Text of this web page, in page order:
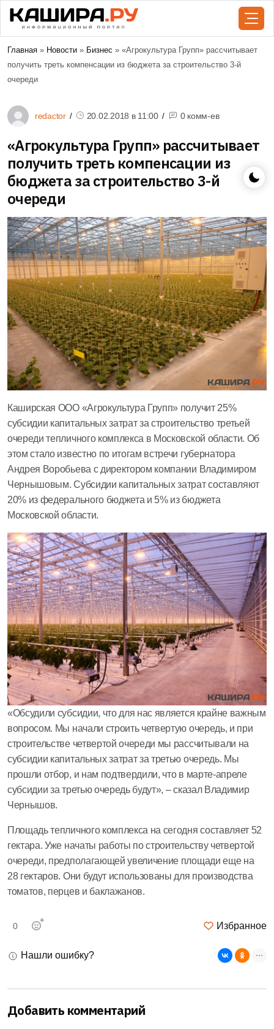
Главная » Новости » Бизнес » «Агрокультура Групп» рассчитывает
получить треть компенсации из бюджета за строительство 3-й
очереди
redactor 20.02.2018 в 11:00 0 комм-ев
«Агрокультура Групп» рассчитывает
получить треть компенсации из
бюджета за строительство 3-й
очереди
Каширская ООО «Агрокультура Групп» получит 25%
субсидии капитальных затрат за строительство третьей
очереди тепличного комплекса в Московской области. Об
этом стало известно по итогам встречи губернатора
Андрея Воробьева с директором компании Владимиром
Чернышовым. Субсидии капитальных затрат составляют
20% из федерального бюджета и 5% из бюджета
Московской области.
«Обсудили субсидии, что для нас является крайне важным
вопросом. Мы начали строить четвертую очередь, и при
строительстве четвертой очереди мы рассчитывали на
субсидии капитальных затрат за третью очередь. Мы
прошли отбор, и нам подтвердили, что в марте-апреле
субсидии за третью очередь будут», – сказал Владимир
Чернышов.
Площадь тепличного комплекса на сегодня составляет 52
гектара. Уже начаты работы по строительству четвертой
очереди, предполагающей увеличение площади еще на
28 гектаров. Они будут использованы для производства
томатов, перцев и баклажанов.
0 Избранное
Нашли ошибку?
Добавить комментарий